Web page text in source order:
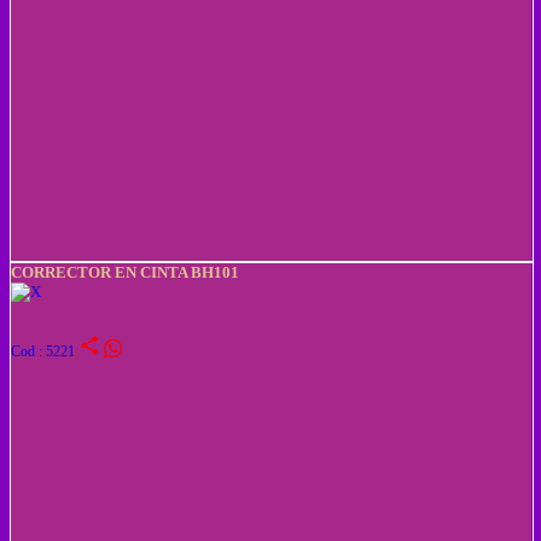
CORRECTOR EN CINTA BH101
Cod : 5221 share